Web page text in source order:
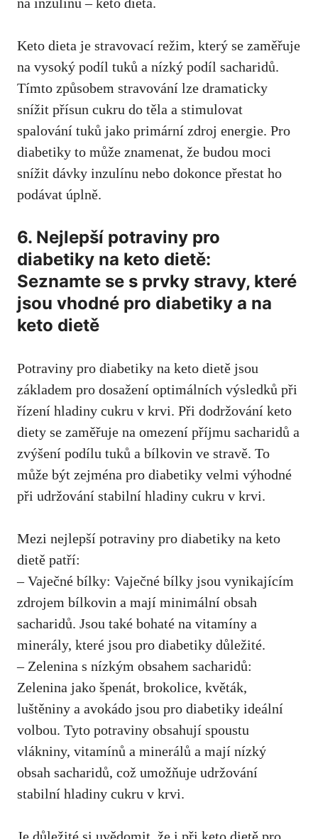
Keto dieta je stravovací režim, který se zaměřuje
⁣na vysoký podíl ⁢tuků a nízký podíl‍ sacharidů.
Tímto způsobem stravování lze‌ dramaticky
snížit ⁤přísun cukru do těla a stimulovat
spalování tuků jako primární ⁤zdroj energie. Pro
⁣diabetiky to může znamenat, že budou moci
snížit dávky inzulínu nebo dokonce přestat ho
podávat úplně.
6. Nejlepší potraviny pro
‍diabetiky na⁢ keto dietě:
Seznamte se s prvky stravy, které
jsou vhodné pro diabetiky a na
keto dietě
Potraviny pro diabetiky ‍na keto dietě jsou
základem⁢ pro dosažení optimálních výsledků při⁢
řízení hladiny cukru v krvi. Při dodržování keto
diety se zaměřuje na omezení příjmu sacharidů a
zvýšení podílu⁤ tuků a bílkovin ve stravě. To
⁤může být zejména pro diabetiky velmi výhodné
při⁣ udržování stabilní ⁢hladiny ⁣cukru v​ krvi.
Mezi nejlepší potraviny ⁤pro diabetiky na keto ​
dietě patří:
– Vaječné bílky: Vaječné bílky jsou vynikajícím
zdrojem bílkovin a mají minimální‌ obsah​
sacharidů. Jsou také bohaté na vitamíny a
minerály, které ⁢jsou pro diabetiky důležité.
– Zelenina s nízkým obsahem​ sacharidů:
Zelenina‍ jako špenát, brokolice, květák,
luštěniny a avokádo jsou pro diabetiky ideální
volbou. Tyto potraviny obsahují spoustu
vlákniny, vitamínů‍ a minerálů a mají nízký
obsah sacharidů, což umožňuje udržování
stabilní hladiny cukru v krvi.